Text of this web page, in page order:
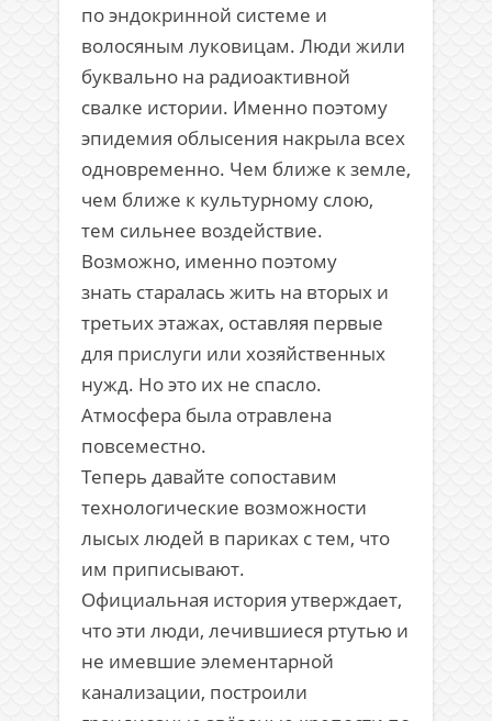
по эндокринной системе и
волосяным луковицам. Люди жили
буквально на радиоактивной
свалке истории. Именно поэтому
эпидемия облысения накрыла всех
одновременно. Чем ближе к земле,
чем ближе к культурному слою,
тем сильнее воздействие.
Возможно, именно поэтому
знать старалась жить на вторых и
третьих этажах, оставляя первые
для прислуги или хозяйственных
нужд. Но это их не спасло.
Атмосфера была отравлена
повсеместно.
Теперь давайте сопоставим
технологические возможности
лысых людей в париках с тем, что
им приписывают.
Официальная история утверждает,
что эти люди, лечившиеся ртутью и
не имевшие элементарной
канализации, построили